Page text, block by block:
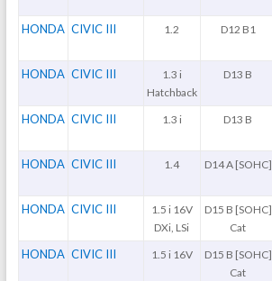
HONDA CIVIC III 1.2 D12 B1
HONDA CIVIC III
1.3 i
Hatchback
D13 B
HONDA CIVIC III 1.3 i D13 B
HONDA CIVIC III 1.4 D14 A [SOHC]
HONDA CIVIC III
1.5 i 16V
DXi, LSi
D15 B [SOHC]
Cat
HONDA CIVIC III 1.5 i 16V
D15 B [SOHC]
Cat